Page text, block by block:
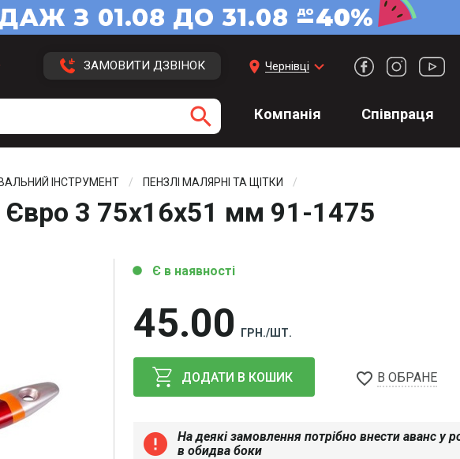
ЗАМОВИТИ ДЗВІНОК
search
location_on Чернівці keyboard_arrow_down
Компанія Співпраця
ІНСТРУМЕНТ ПЕНЗЛІ МАЛЯРНІ ТА ЩІТКИ
3 75х16х51 мм 91-1475
45 00 ГРН./ШТ.
circle Є в наявності
ДОДАТИ В КОШИК favorite_border В ОБРАНЕ
error
На деякі замовлення потрібно внести аванс у
в обидва боки